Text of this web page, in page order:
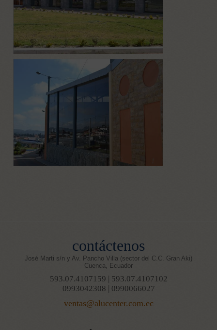
contáctenos
José Marti s/n y Av. Pancho Villa (sector del C.C. Gran Aki)
Cuenca, Ecuador
593.07.4107159 | 593.07.4107102
0993042308 | 0990066027
ventas@alucenter.com.ec